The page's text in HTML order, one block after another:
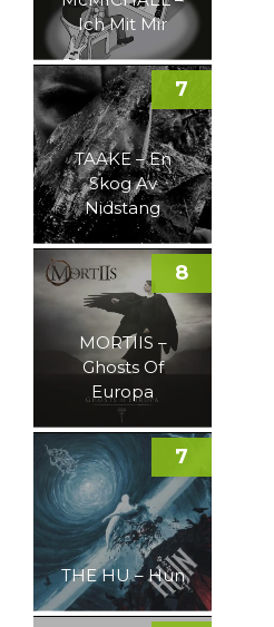
Ich Mit Mir
TAAKE – En
Skog Av
Nidstang
7
MORTIIS –
Ghosts Of
Europa
8
THE HU – Hun
7